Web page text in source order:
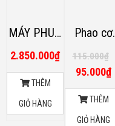
MÁY PHUN
SƯƠNG LI
PRONEST
P-360H
2.850.000₫
THÊM
GIỎ HÀNG
Phao cơ
máy phun
sương (taro
115.000₫
95.000₫
THÊM
GIỎ HÀNG